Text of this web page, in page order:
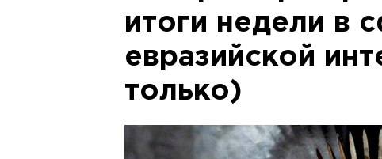
итоги недели в
евразийской
только)